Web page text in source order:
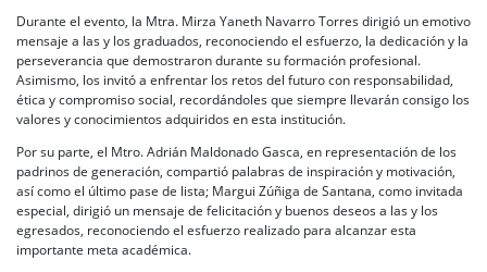
Durante el evento, la Mtra. Mirza Yaneth Navarro Torres dirigió un emotivo
mensaje a las y los graduados, reconociendo el esfuerzo, la dedicación y la
perseverancia que demostraron durante su formación profesional.
Asimismo, los invitó a enfrentar los retos del futuro con responsabilidad,
ética y compromiso social, recordándoles que siempre llevarán consigo los
valores y conocimientos adquiridos en esta institución.
Por su parte, el Mtro. Adrián Maldonado Gasca, en representación de los
padrinos de generación, compartió palabras de inspiración y motivación,
así como el último pase de lista; Margui Zúñiga de Santana, como invitada
especial, dirigió un mensaje de felicitación y buenos deseos a las y los
egresados, reconociendo el esfuerzo realizado para alcanzar esta
importante meta académica.